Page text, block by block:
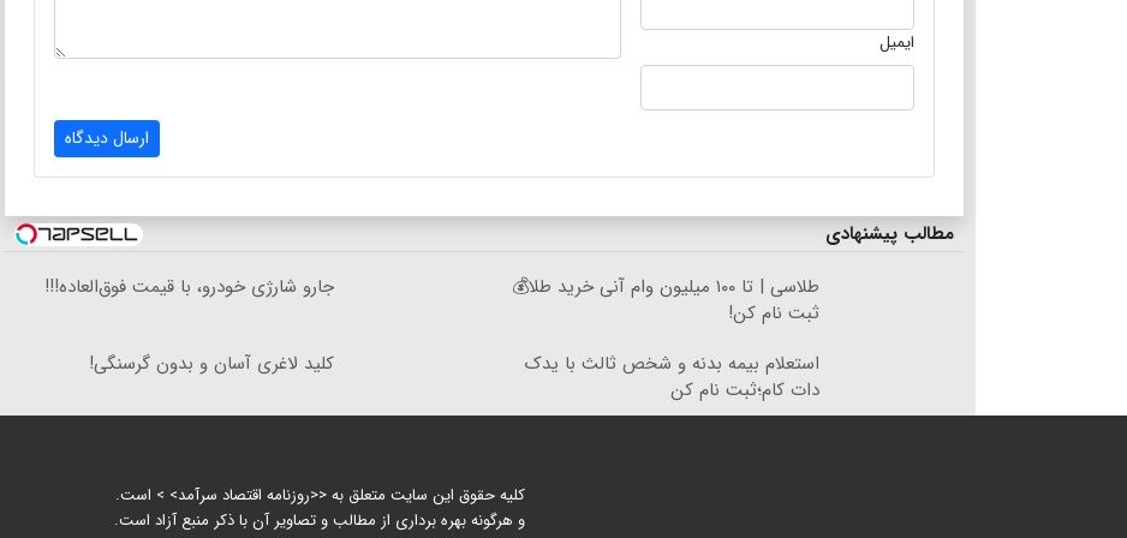
ایمیل
ارسال دیدگاه
مطالب پیشنهادی
طلاسی | تا ۱۰۰ میلیون وام آنی خرید طلا💰
ثبت نام کن!
جارو شارژی خودرو، با قیمت فوق‌العاده!!!
استعلام بیمه بدنه و شخص ثالث با یدک
دات کام؛ثبت نام کن
کلید لاغری آسان و بدون گرسنگی!
کلیه حقوق این سایت متعلق به <<روزنامه اقتصاد سرآمد> > است.
و هرگونه بهره برداری از مطالب و تصاویر آن با ذکر منبع آزاد است.